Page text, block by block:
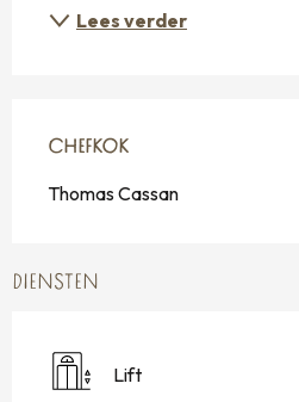
Lees verder
CHEFKOK
CHEFKOK
Thomas Cassan
DIENSTEN
Lift